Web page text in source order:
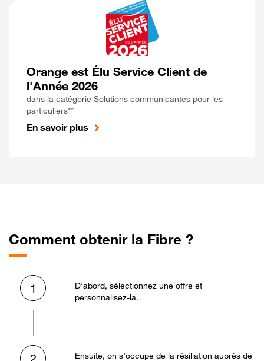
Orange est Élu Service Client de
l'Année 2026
dans la catégorie Solutions communicantes pour les
particuliers**
En savoir plus
Comment obtenir la Fibre ?
1
D’abord, sélectionnez une offre et
personnalisez-la.
Ensuite, on s’occupe de la résiliation auprès de